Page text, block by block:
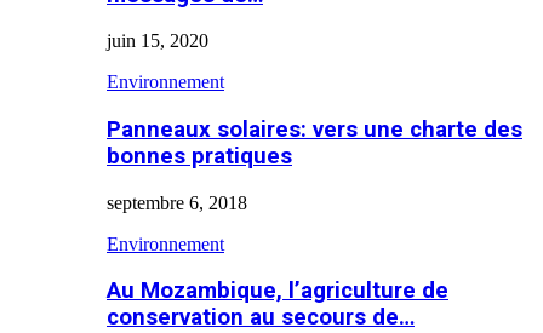
juin 15, 2020
Environnement
Panneaux solaires: vers une charte des
bonnes pratiques
septembre 6, 2018
Environnement
Au Mozambique, l’agriculture de
conservation au secours de…